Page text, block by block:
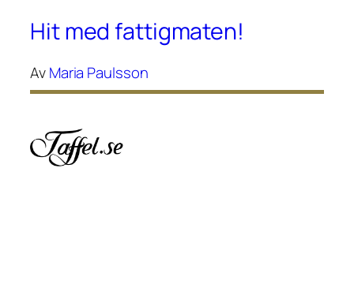
Hit med fattigmaten!
AvMaria Paulsson